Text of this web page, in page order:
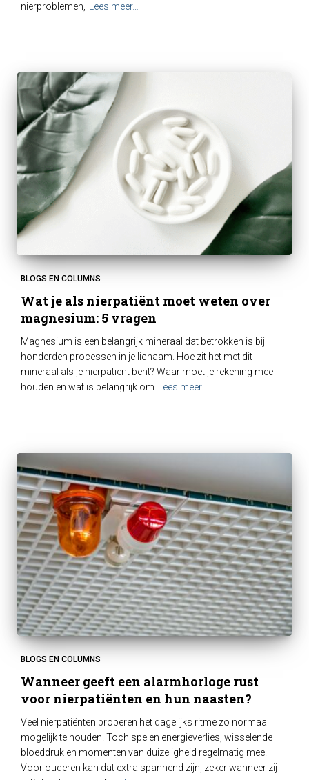
nierproblemen,
Lees meer…
BLOGS EN COLUMNS
Wat je als nierpatiënt moet weten over
magnesium: 5 vragen
Magnesium is een belangrijk mineraal dat betrokken is bij
honderden processen in je lichaam. Hoe zit het met dit
mineraal als je nierpatiënt bent? Waar moet je rekening mee
houden en wat is belangrijk om
Lees meer…
BLOGS EN COLUMNS
Wanneer geeft een alarmhorloge rust
voor nierpatiënten en hun naasten?
Veel nierpatiënten proberen het dagelijks ritme zo normaal
mogelijk te houden. Toch spelen energieverlies, wisselende
bloeddruk en momenten van duizeligheid regelmatig mee.
Voor ouderen kan dat extra spannend zijn, zeker wanneer zij